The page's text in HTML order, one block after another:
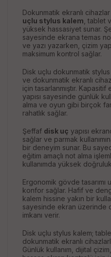
Dokunmatik ekranlı
uçlu stylus kalem , tablet
yüksek hassasiyet sunar.
sayesinde ekrana temas
ve yazı yazarken, çizim
maksimum kontrol sağlar.
Disk uçlu dokunmatik
ve dokunmatik ekranlı
için tasarlanmıştır.
yapısı sayesinde günlük
alma ve oyun gibi birçok
rahatlık sağlar.
Şeffaf disk uç yapısı
sağlar ve parmak
bir deneyim sunar. Bu
eğitim amaçlı not alma
kullanımda yüksek
Ergonomik gövde tasarımı
konfor sağlar. Hafif ve
kalem hissine yakın bir
sayesinde ekran üzerinde
imkanı verir.
Disk uçlu stylus kalem;
dokunmatik ekranlı
Günlük kullanım, dijital